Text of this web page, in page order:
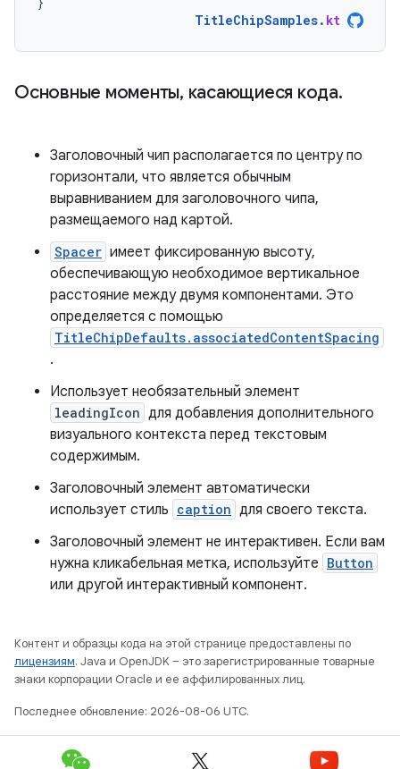
TitleChipSamples. kt
Основные моменты, касающиеся кода.
Заголовочный чип располагается по центру по
горизонтали, что является обычным
выравниванием для заголовочного чипа,
размещаемого над картой.
Spacer имеет фиксированную высоту,
обеспечивающую необходимое вертикальное
расстояние между двумя компонентами. Это
определяется с помощью
TitleChipDefaults.associatedContentSpacing
.
Использует необязательный элемент
leadingIcon для добавления дополнительного
визуального контекста перед текстовым
содержимым.
Заголовочный элемент автоматически
использует стиль caption для своего текста.
Заголовочный элемент не интерактивен. Если вам
нужна кликабельная метка, используйте Button
или другой интерактивный компонент.
Контент и образцы кода на этой странице предоставлены по
лицензиям. Java и OpenJDK – это зарегистрированные товарные
знаки корпорации Oracle и ее аффилированных лиц.
Последнее обновление: 2026-08-06 UTC.